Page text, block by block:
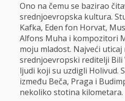
Ono na čemu se bazirao
srednjoevropska kultura.
Kafka, Eden fon Horvat,
Alfons Muha i kompozitori
moju mladost. Najveći
srednjoevropski reditelji Bili
ljudi koji su uzdigli Holivud.
između Beča, Praga i
nekoliko stotina kilometara.